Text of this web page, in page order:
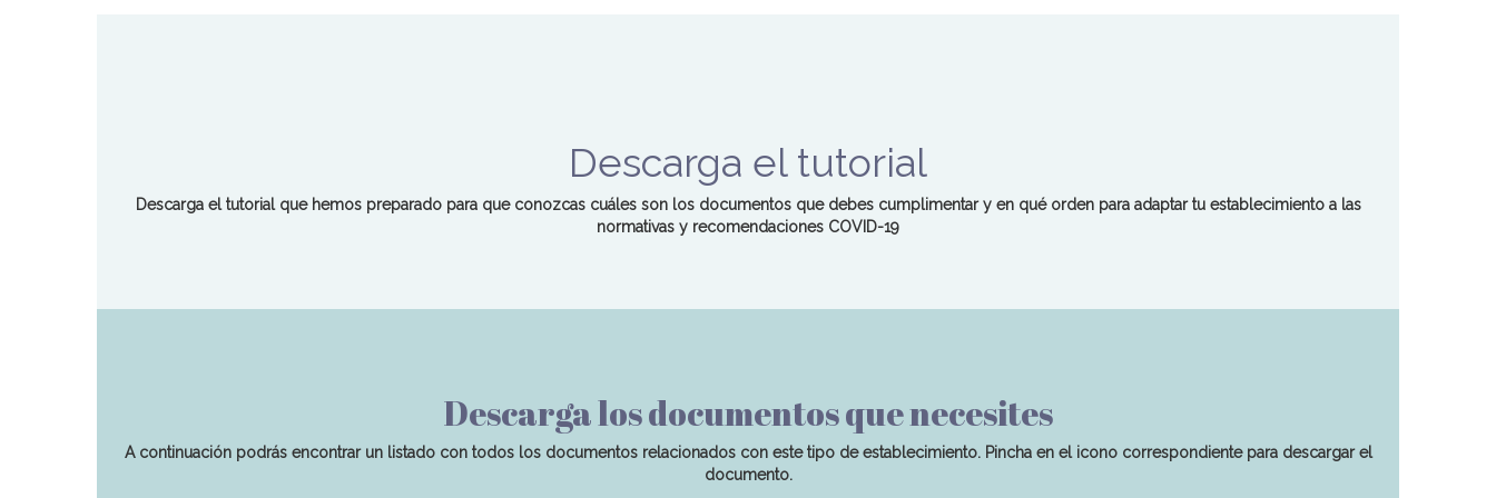
Descarga el tutorial
Descarga el tutorial que hemos preparado para que conozcas cuáles son los documentos que debes cumplimentar y en qué orden para adaptar tu establecimiento a las
normativas y recomendaciones COVID-19
Descarga los documentos que necesites
A continuación podrás encontrar un listado con todos los documentos relacionados con este tipo de establecimiento. Pincha en el icono correspondiente para descargar el
documento.